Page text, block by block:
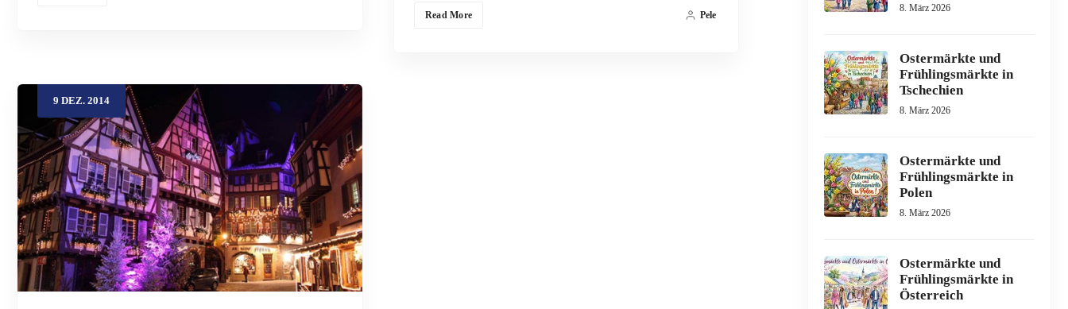
Read More Pele
9 DEZ. 2014
8. März 2026
Ostermärkte und
Frühlingsmärkte in
Tschechien
8. März 2026
Ostermärkte und
Frühlingsmärkte in
Polen
8. März 2026
Ostermärkte und
Frühlingsmärkte in
Österreich